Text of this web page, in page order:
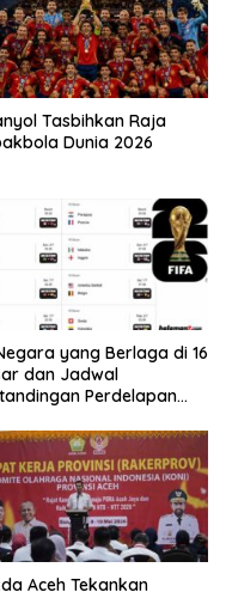
Tasbihkan Raja
Dunia 2026
yang Berlaga di 16
dan Jadwal
Perdelapan
Aceh Tekankan